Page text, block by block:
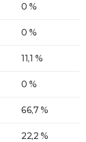
0 %
0 %
11,1 %
0 %
66,7 %
22,2 %